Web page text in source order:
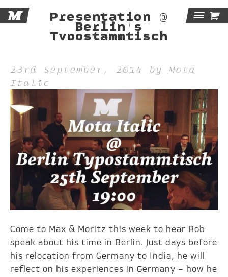
M Presentation @
Berlin’s
Typostammtisch

23rd September, 2014 by Mota
Italic
Come to Max & Moritz this week to hear Rob
speak about his time in Berlin. Just days before
his relocation from Germany to India, he will
reflect on his experiences in Germany – how he